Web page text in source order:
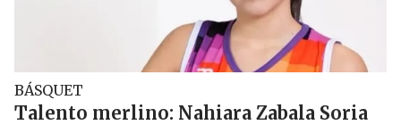
BÁSQUET
Talento merlino: Nahiara Zabala Soria